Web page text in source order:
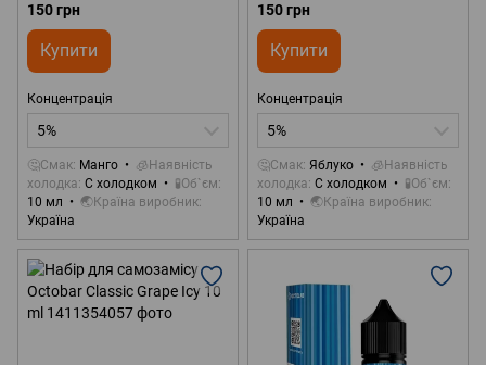
150 грн
Купити
Концентрація
5%
🤔Смак Манго
🧊Наявність
холодка С холодком
🧪Об`єм
10 мл
🌏Країна виробник
Україна
150 грн
Купити
Концентрація
5%
🤔Смак Яблуко
🧊Наявність
холодка С холодком
🧪Об`єм
10 мл
🌏Країна виробник
Україна